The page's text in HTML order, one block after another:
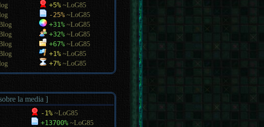
+5%~LoG85
-25%~LoG85
+31%~LoG85
+32%~LoG85
+67%~LoG85
+1%~LoG85
+7%~LoG85
la media ]
-1%~LoG85
+13700%~LoG85